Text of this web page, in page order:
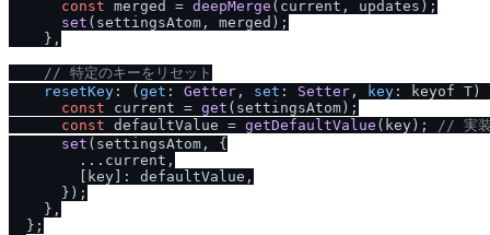
const merged = deepMerge (current, updates);
set (settingsAtom, merged);
    },
/ / 特定のキーをリセット
resetKey : (get : Getter , set : Setter , key : keyof T)
const current = get (settingsAtom);
const defaultValue = getDefaultValue (key); / / 実
set (settingsAtom, {
        ...current,
        [key]: defaultValue,
      });
    },
  };